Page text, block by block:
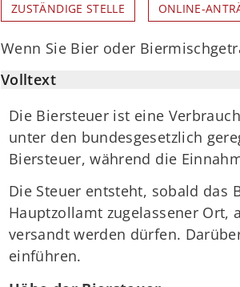
ZUSTÄNDIGE STELLE ONLINE-
Wenn Sie Bier oder
Volltext
Die Biersteuer ist eine
unter den bundesgesetzlich
Biersteuer, während die
Die Steuer entsteht, sobald das
Hauptzollamt zugelassener Ort,
versandt werden dürfen.
einführen.